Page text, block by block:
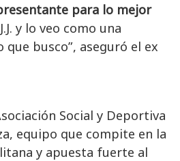
para lo mejor
y lo veo como una
busco”, aseguró el ex
Social y Deportiva
equipo que compite en la
y apuesta fuerte al